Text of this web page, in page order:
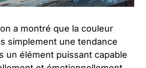
a montré que la couleur
simplement une tendance
un élément puissant capable